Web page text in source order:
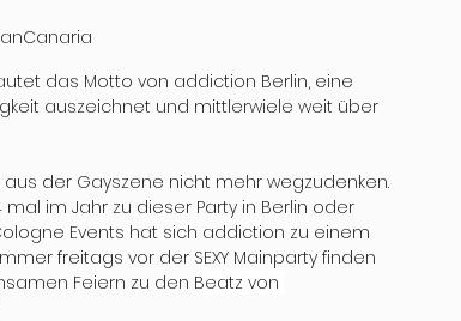
das Motto von addiction Berlin, eine
auszeichnet und mittlerwiele weit über
der Gayszene nicht mehr wegzudenken.
im Jahr zu dieser Party in Berlin oder
Events hat sich addiction zu einem
freitags vor der SEXY Mainparty finden
Feiern zu den Beatz von